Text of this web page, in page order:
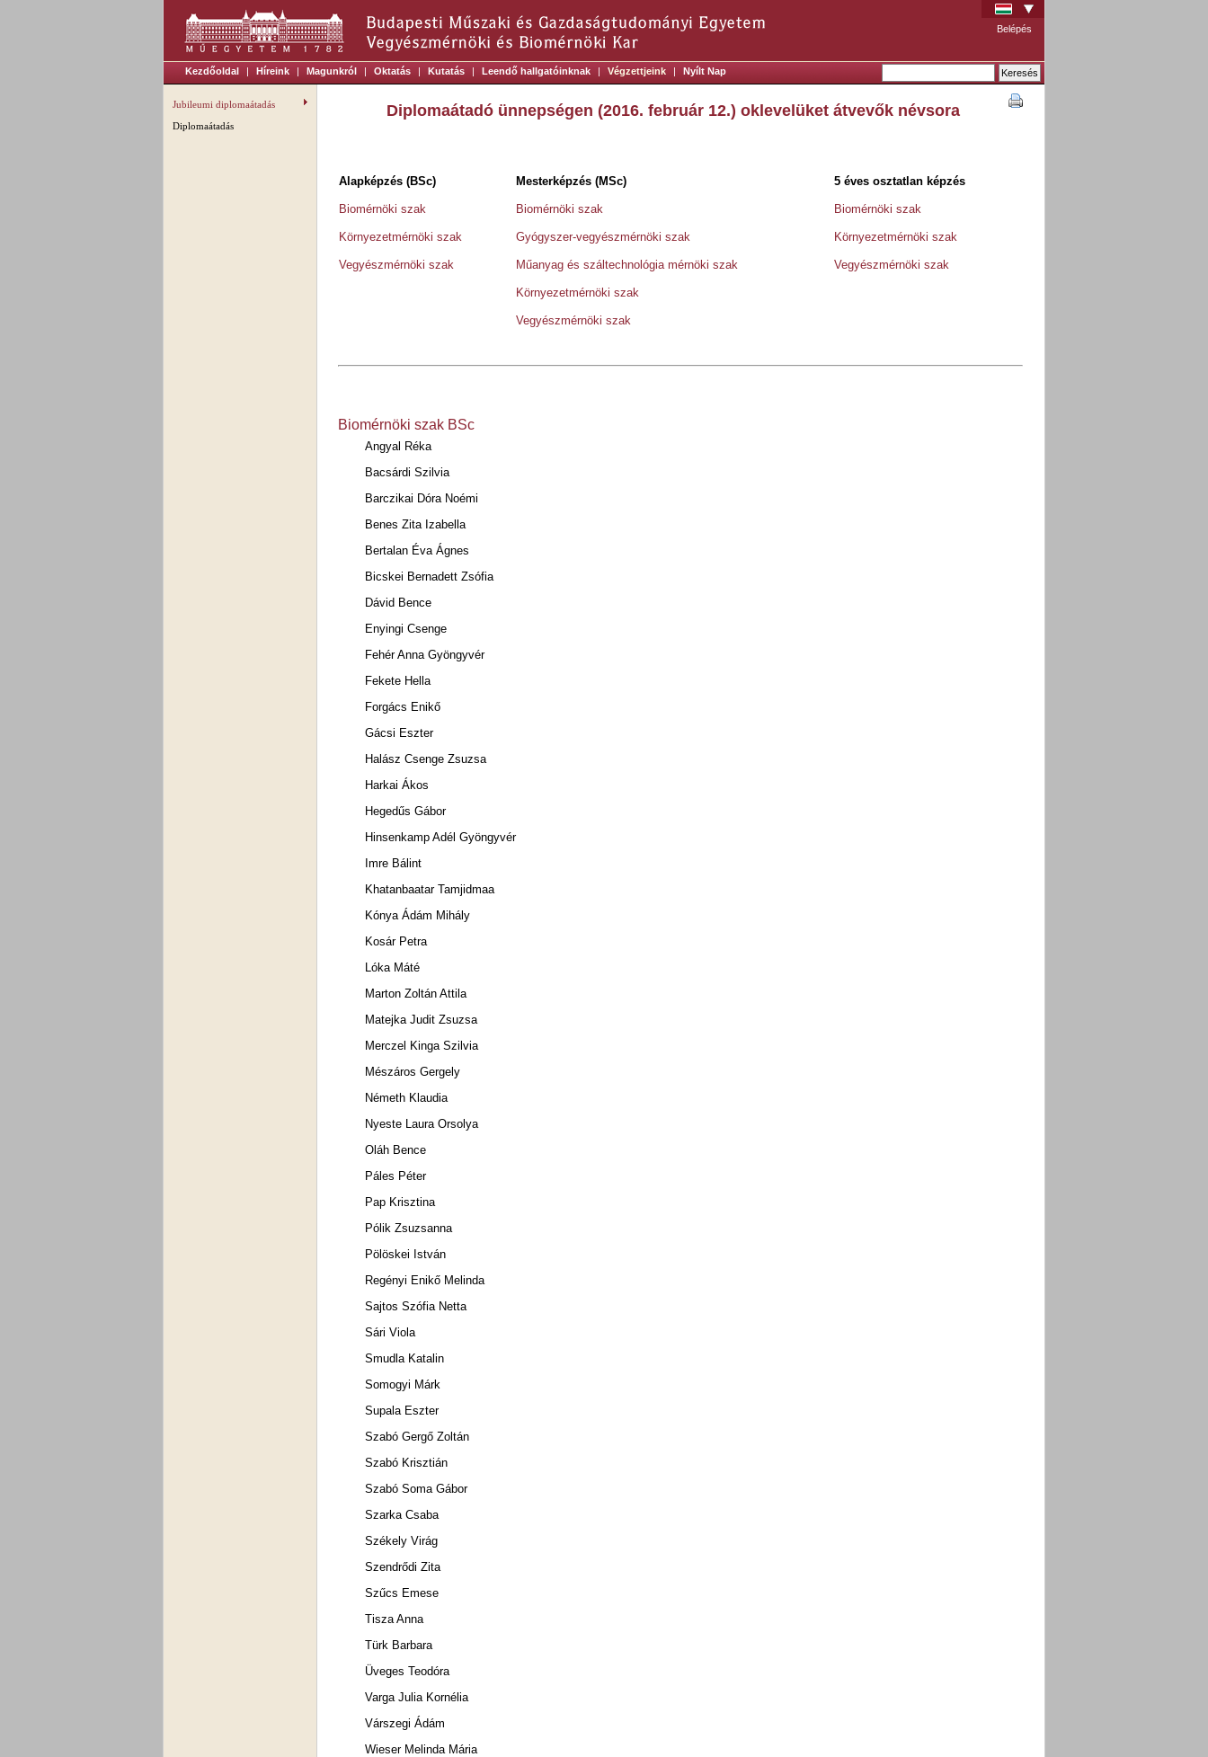
Belépés
Kezdőoldal | Híreink | Magunkról | Oktatás | Kutatás | Leendő hallgatóinknak | Végzettjeink | Nyílt Nap
Jubileumi diplomaátadás
Diplomaátadás
Diplomaátadó ünnepségen (2016. február 12.) oklevelüket átvevők névsora
Alapképzés (BSc) Mesterképzés (MSc) 5 éves osztatlan képzés
Biomérnöki szak Biomérnöki szak Biomérnöki szak
Környezetmérnöki szak Gyógyszer-vegyészmérnöki szak Környezetmérnöki szak
Vegyészmérnöki szak Műanyag és száltechnológia mérnöki szak Vegyészmérnöki szak
Környezetmérnöki szak
Vegyészmérnöki szak
Biomérnöki szak BSc
Angyal Réka
Bacsárdi Szilvia
Barczikai Dóra Noémi
Benes Zita Izabella
Bertalan Éva Ágnes
Bicskei Bernadett Zsófia
Dávid Bence
Enyingi Csenge
Fehér Anna Gyöngyvér
Fekete Hella
Forgács Enikő
Gácsi Eszter
Halász Csenge Zsuzsa
Harkai Ákos
Hegedűs Gábor
Hinsenkamp Adél Gyöngyvér
Imre Bálint
Khatanbaatar Tamjidmaa
Kónya Ádám Mihály
Kosár Petra
Lóka Máté
Marton Zoltán Attila
Matejka Judit Zsuzsa
Merczel Kinga Szilvia
Mészáros Gergely
Németh Klaudia
Nyeste Laura Orsolya
Oláh Bence
Páles Péter
Pap Krisztina
Pólik Zsuzsanna
Pölöskei István
Regényi Enikő Melinda
Sajtos Szófia Netta
Sári Viola
Smudla Katalin
Somogyi Márk
Supala Eszter
Szabó Gergő Zoltán
Szabó Krisztián
Szabó Soma Gábor
Szarka Csaba
Székely Virág
Szendrődi Zita
Szűcs Emese
Tisza Anna
Türk Barbara
Üveges Teodóra
Varga Julia Kornélia
Várszegi Ádám
Wieser Melinda Mária